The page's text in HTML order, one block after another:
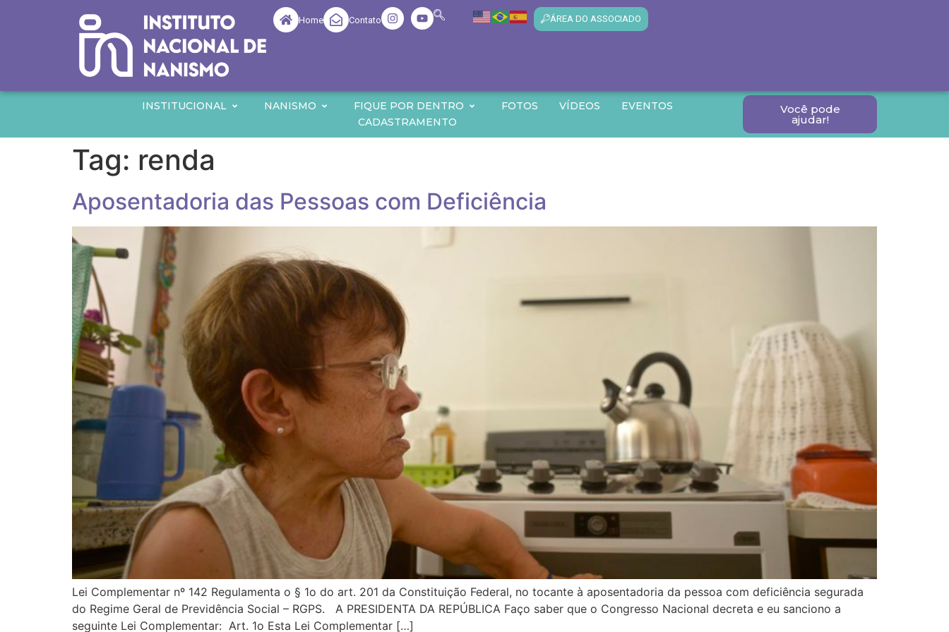
Home Contato ÁREA DO ASSOCIADO
INSTITUCIONAL NANISMO FIQUE POR DENTRO FOTOS VÍDEOS
EVENTOS
CADASTRAMENTO
Você pode
ajudar!
Tag: renda
Aposentadoria das Pessoas com Deficiência
Lei Complementar nº 142 Regulamenta o § 1o do art. 201 da Constituição Federal, no tocante à aposentadoria da pessoa com deficiência segurada
do Regime Geral de Previdência Social – RGPS. A PRESIDENTA DA REPÚBLICA Faço saber que o Congresso Nacional decreta e eu sanciono a
seguinte Lei Complementar: Art. 1o Esta Lei Complementar […]